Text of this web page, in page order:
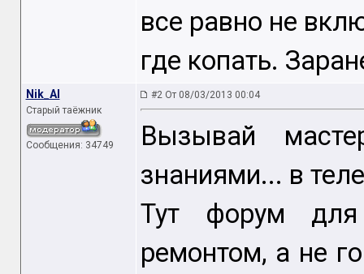
все равно не
где копать.
Nik_Al
Старый таёжник
Сообщения: 34749
#2 От 08/03/2013 00:04
Вызывай
знаниями... в
Тут форум для
ремонтом, а не